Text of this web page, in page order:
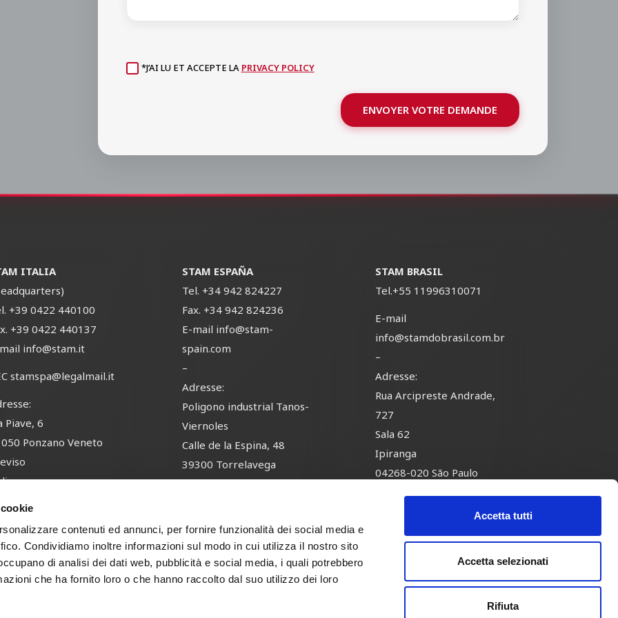
contenuti ed annunci, per fornire funzionalità dei social media e
Condividiamo inoltre informazioni sul modo in cui utilizza il nostro sito
di analisi dei dati web, pubblicità e social media, i quali potrebbero
che ha fornito loro o che hanno raccolto dal suo utilizzo dei loro
Accetta tutti
Accetta selezionati
Rifiuta
*J’AI LU ET ACCEPTE LA PRIVACY POLICY
ENVOYER VOTRE DEMANDE
ITALIA
+39 0422 440100
+39 0422 440137
info@stam.it
stamspa@legalmail.it
Piave, 6
Ponzano Veneto
STAM ESPAÑA
Tel. +34 942 824227
Fax. +34 942 824236
E-mail info@stam-
spain.com
–
Adresse:
Poligono industrial Tanos-
Viernoles
Calle de la Espina, 48
39300 Torrelavega
Cantabria
STAM BRASIL
Tel.+55 11996310071
E-mail
info@stamdobrasil.com.br
–
Adresse:
Rua Arcipreste Andrade,
727
Sala 62
Ipiranga
04268-020 São Paulo
AreaPrivacy PolicyWhistleblowing PolicyEthical CodeEnvironmental Policy